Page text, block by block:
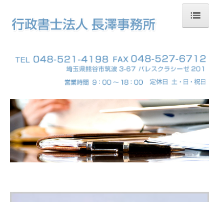
事務所概要
安心と信頼のブレーン
許可申請事例
料金について